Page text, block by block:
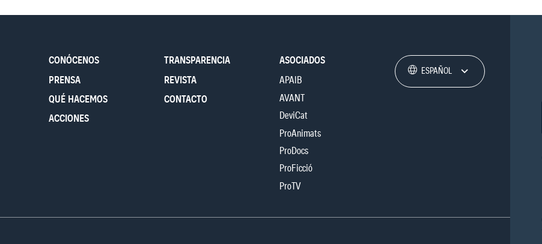
CONÓCENOS
PRENSA
QUÉ HACEMOS
ACCIONES
TRANSPARENCIA
REVISTA
CONTACTO
ASOCIADOS
APAIB
AVANT
DeviCat
ProAnimats
ProDocs
ProFicció
ProTV
ESPAÑOL